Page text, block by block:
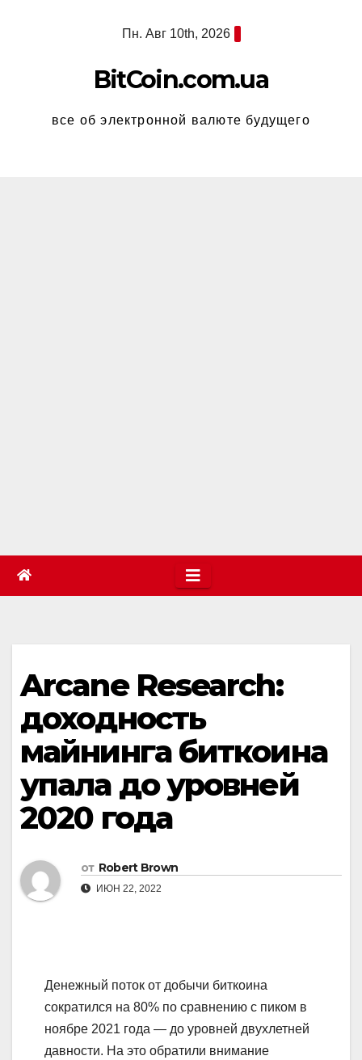
Пн. Авг 10th, 2026
BitCoin.com.ua
все об электронной валюте будущего
Arcane Research:
доходность
майнинга биткоина
упала до уровней
2020 года
от Robert Brown
ИЮН 22, 2022
Денежный поток от добычи биткоина
сократился на 80% по сравнению с пиком в
ноябре 2021 года — до уровней двухлетней
давности. На это обратили внимание